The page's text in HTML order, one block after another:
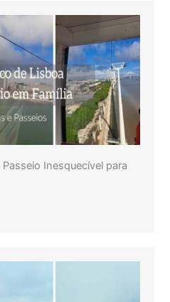
Inesquecível para